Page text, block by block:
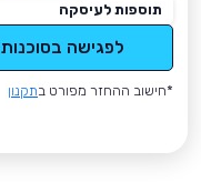
תוספות לעיסקה
לפגישה בסוכנות
*חישוב ההחזר מפורט בתקנון